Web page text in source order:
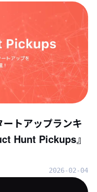
トアップランキ
Hunt Pickups』
2026-02-04